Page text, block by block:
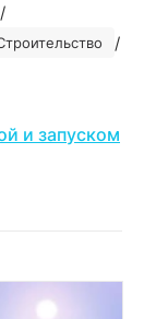
/
/
и запуском